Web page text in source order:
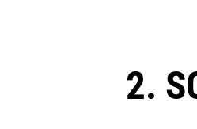
2.